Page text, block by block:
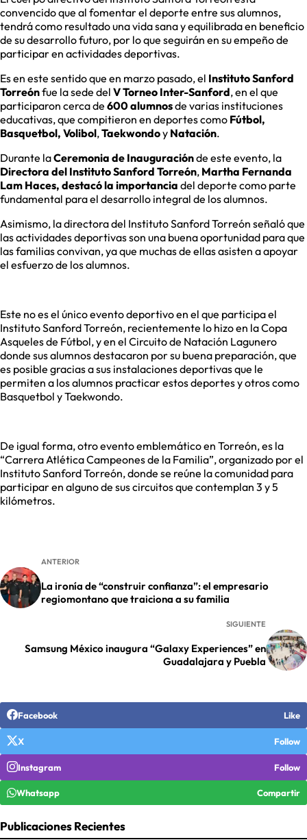
convencido que al fomentar el deporte entre sus alumnos,
tendrá como resultado una vida sana y equilibrada en beneficio
de su desarrollo futuro, por lo que seguirán en su empeño de
participar en actividades deportivas.
Es en este sentido que en marzo pasado, el Instituto Sanford
Torreónfue la sede del V Torneo Inter-Sanford, en el que
participaron cerca de 600 alumnosde varias instituciones
educativas, que compitieron en deportes como Fútbol,
Basquetbol, Volibol,Taekwondoy Natación.
Durante laCeremonia de Inauguraciónde este evento, la
Directora del Instituto Sanford Torreón, Martha Fernanda
Lam Haces, destacó la importancia del deporte como parte
fundamental para el desarrollo integral de los alumnos.
Asimismo, la directora del Instituto Sanford Torreón señaló que
las actividades deportivas son una buena oportunidad para que
las familias convivan, ya que muchas de ellas asisten a apoyar
el esfuerzo de los alumnos.
Este no es el único evento deportivo en el que participa el
Instituto Sanford Torreón, recientemente lo hizo en la Copa
Asqueles de Fútbol, y en el Circuito de Natación Lagunero
donde sus alumnos destacaron por su buena preparación, que
es posible gracias a sus instalaciones deportivas que le
permiten a los alumnos practicar estos deportes y otros como
Basquetbol y Taekwondo.
De igual forma, otro evento emblemático en Torreón, es la
“Carrera Atlética Campeones de la Familia”, organizado por el
Instituto Sanford Torreón, donde se reúne la comunidad para
participar en alguno de sus circuitos que contemplan 3 y 5
kilómetros.
ANTERIOR
La ironía de “construir confianza”: el empresario
regiomontano que traiciona a su familia
SIGUIENTE
Samsung México inaugura “Galaxy Experiences” en
Guadalajara y Puebla
Facebook Like
X Follow
Instagram Follow
Whatsapp Compartir
Publicaciones Recientes